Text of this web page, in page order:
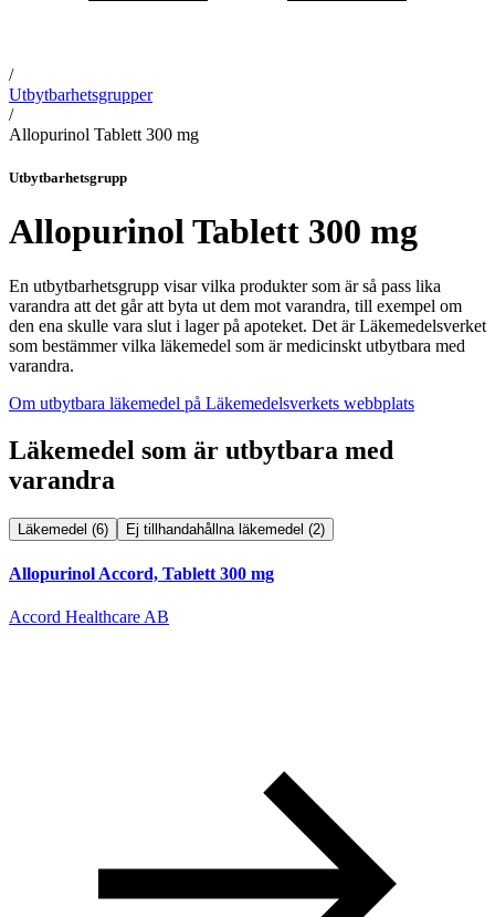
/
Utbytbarhetsgrupper
/
Allopurinol Tablett 300 mg
Utbytbarhetsgrupp
Allopurinol Tablett 300 mg
En utbytbarhetsgrupp visar vilka produkter som är så pass lika
varandra att det går att byta ut dem mot varandra, till exempel om
den ena skulle vara slut i lager på apoteket. Det är Läkemedelsverket
som bestämmer vilka läkemedel som är medicinskt utbytbara med
varandra.
Om utbytbara läkemedel på Läkemedelsverkets webbplats
Läkemedel som är utbytbara med
varandra
Läkemedel (6) Ej tillhandahållna läkemedel (2)
Allopurinol Accord, Tablett 300 mg
Accord Healthcare AB